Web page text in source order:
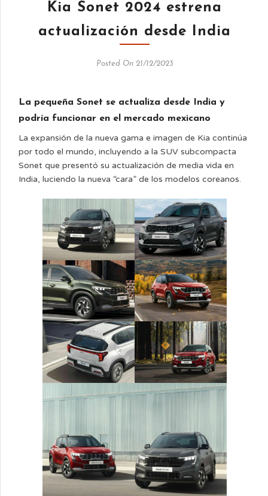
Kia Sonet 2024 estrena
actualización desde India
Posted On 21/12/2023
La pequeña Sonet se actualiza desde India y
podría funcionar en el mercado mexicano
La expansión de la nueva gama e imagen de Kia continúa
por todo el mundo, incluyendo a la SUV subcompacta
Sonet que presentó su actualización de media vida en
India, luciendo la nueva “cara” de los modelos coreanos.